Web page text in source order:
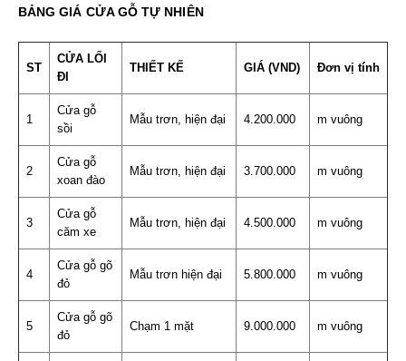
BẢNG GIÁ CỬA GỖ TỰ NHIÊN
ST
CỬA LỐI
ĐI
THIẾT KẾ GIÁ (VND) Đơn vị tính
1
Cửa gỗ
sồi
Mẫu trơn, hiện đại 4.200.000 m vuông
2
Cửa gỗ
xoan đào
Mẫu trơn, hiện đại 3.700.000 m vuông
3
Cửa gỗ
căm xe
Mẫu trơn, hiện đại 4.500.000 m vuông
4
Cửa gỗ gõ
đỏ
Mẫu trơn hiện đại 5.800.000 m vuông
5
Cửa gỗ gõ
đỏ
Chạm 1 mặt 9.000.000 m vuông